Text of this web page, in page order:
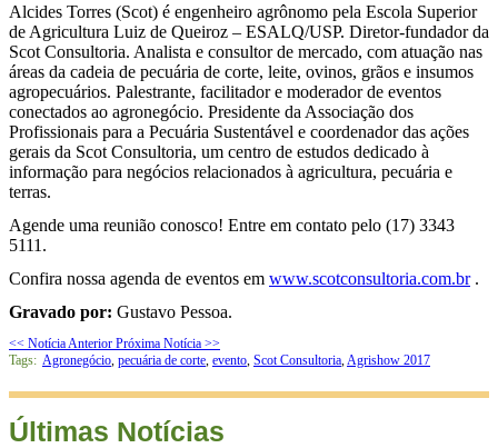
Alcides Torres (Scot) é engenheiro agrônomo pela Escola Superior
de Agricultura Luiz de Queiroz – ESALQ/USP. Diretor-fundador da
Scot Consultoria. Analista e consultor de mercado, com atuação nas
áreas da cadeia de pecuária de corte, leite, ovinos, grãos e insumos
agropecuários. Palestrante, facilitador e moderador de eventos
conectados ao agronegócio. Presidente da Associação dos
Profissionais para a Pecuária Sustentável e coordenador das ações
gerais da Scot Consultoria, um centro de estudos dedicado à
informação para negócios relacionados à agricultura, pecuária e
terras.
Agende uma reunião conosco! Entre em contato pelo (17) 3343
5111.
Confira nossa agenda de eventos em www.scotconsultoria.com.br.
Gravado por: Gustavo Pessoa.
<< Notícia Anterior Próxima Notícia >>
Tags: Agronegócio, pecuária de corte, evento, Scot Consultoria,Agrishow 2017
Últimas Notícias